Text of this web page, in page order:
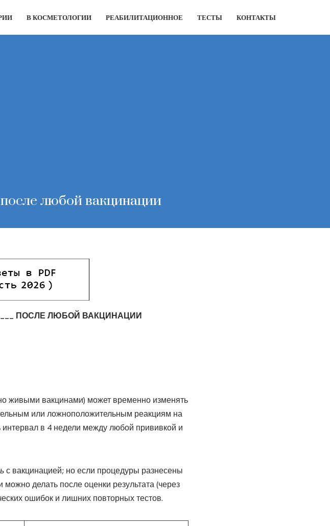
В КОСМЕТОЛОГИИ РЕАБИЛИТАЦИОННОЕ ТЕСТЫ КОНТАКТЫ
любой вакцинации
ПОСЛЕ ЛЮБОЙ ВАКЦИНАЦИИ
живыми вакцинами) может временно изменять
или ложноположительным реакциям на
в 4 недели между любой прививкой и
с вакцинацией; но если процедуры разнесены
делать после оценки результата (через
ошибок и лишних повторных тестов.